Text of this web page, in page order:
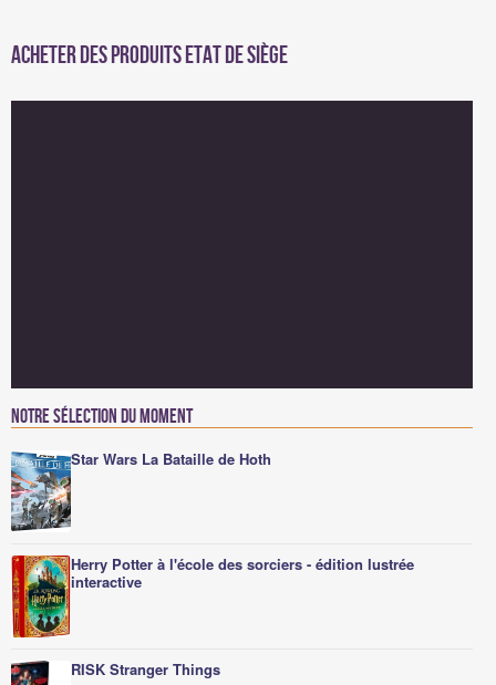
Acheter des produits Etat de siège
Notre sélection du moment
Star Wars La Bataille de Hoth
Herry Potter à l'école des sorciers - édition lustrée
interactive
RISK Stranger Things